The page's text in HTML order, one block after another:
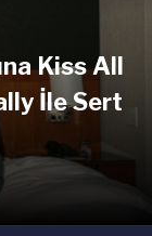
Kiss All
İle Sert